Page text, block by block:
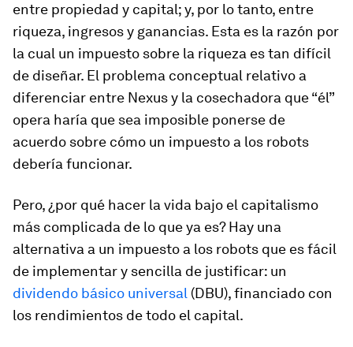
entre propiedad y capital; y, por lo tanto, entre
riqueza, ingresos y ganancias. Esta es la razón por
la cual un impuesto sobre la riqueza es tan difícil
de diseñar. El problema conceptual relativo a
diferenciar entre Nexus y la cosechadora que “él”
opera haría que sea imposible ponerse de
acuerdo sobre cómo un impuesto a los robots
debería funcionar.
Pero, ¿por qué hacer la vida bajo el capitalismo
más complicada de lo que ya es? Hay una
alternativa a un impuesto a los robots que es fácil
de implementar y sencilla de justificar: un
dividendo básico universal (DBU), financiado con
los rendimientos de todo el capital.